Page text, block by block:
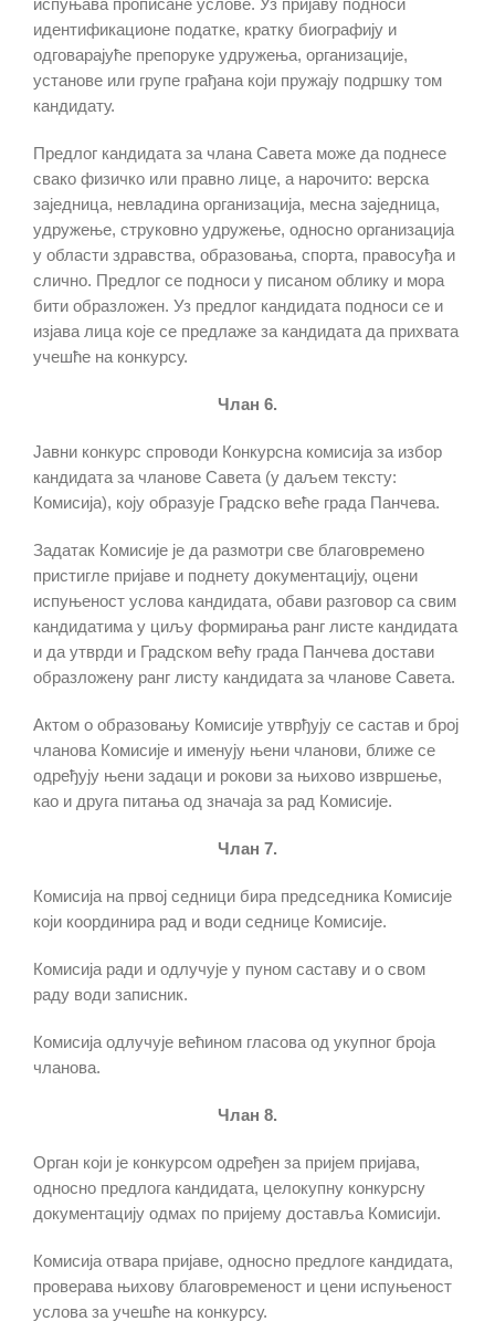
испуњава прописане услове. Уз пријаву подноси
идентификационе податке, кратку биографију и
одговарајуће препоруке удружења, организације,
установе или групе грађана који пружају подршку том
кандидату.
Предлог кандидата за члана Савета може да поднесе
свако физичко или правно лице, а нарочито: верска
заједница, невладина организација, месна заједница,
удружење, струковно удружење, односно организација
у области здравства, образовања, спорта, правосуђа и
слично. Предлог се подноси у писаном облику и мора
бити образложен. Уз предлог кандидата подноси се и
изјава лица које се предлаже за кандидата да прихвата
учешће на конкурсу.
Члан 6.
Јавни конкурс спроводи Конкурсна комисија за избор
кандидата за чланове Савета (у даљем тексту:
Комисија), коју образује Градско веће града Панчева.
Задатак Комисије је да размотри све благовремено
пристигле пријаве и поднету документацију, оцени
испуњеност услова кандидата, обави разговор са свим
кандидатима у циљу формирања ранг листе кандидата
и да утврди и Градском већу града Панчева достави
образложену ранг листу кандидата за чланове Савета.
Актом о образовању Комисије утврђују се састав и број
чланова Комисије и именују њени чланови, ближе се
одређују њени задаци и рокови за њихово извршење,
као и друга питања од значаја за рад Комисије.
Члан 7.
Комисија на првој седници бира председника Комисије
који координира рад и води седнице Комисије.
Комисија ради и одлучује у пуном саставу и о свом
раду води записник.
Комисија одлучује већином гласова од укупног броја
чланова.
Члан 8.
Орган који је конкурсом одређен за пријем пријава,
односно предлога кандидата, целокупну конкурсну
документацију одмах по пријему доставља Комисији.
Комисија отвара пријаве, односно предлоге кандидата,
проверава њихову благовременост и цени испуњеност
услова за учешће на конкурсу.